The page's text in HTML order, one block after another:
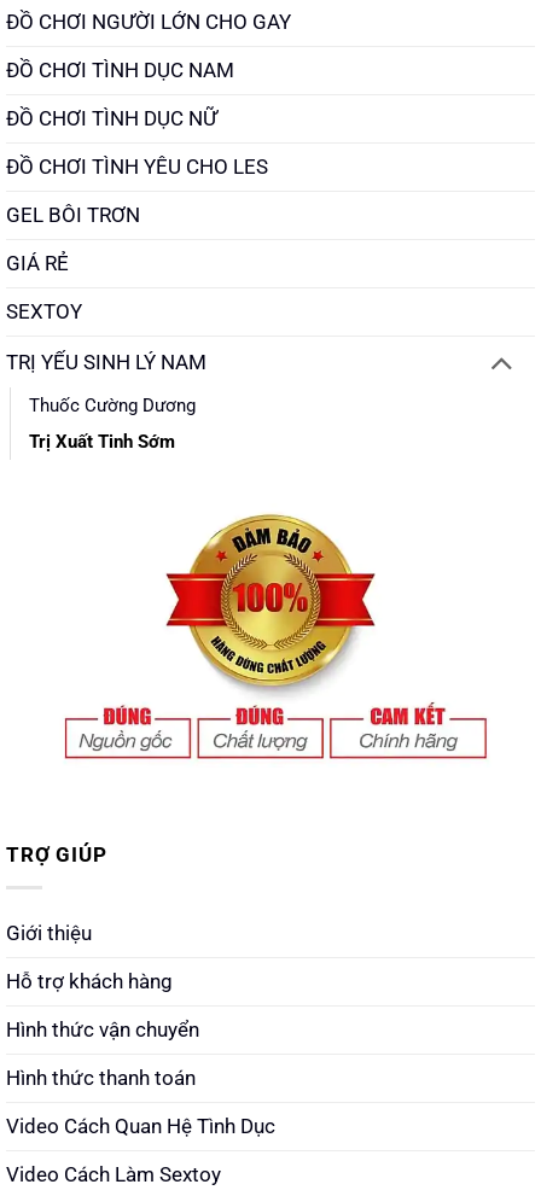
ĐỒ CHƠI NGƯỜI LỚN CHO GAY
ĐỒ CHƠI TÌNH DỤC NAM
ĐỒ CHƠI TÌNH DỤC NỮ
ĐỒ CHƠI TÌNH YÊU CHO LES
GEL BÔI TRƠN
GIÁ RẺ
SEXTOY
TRỊ YẾU SINH LÝ NAM
Thuốc Cường Dương
Trị Xuất Tinh Sớm
TRỢ GIÚP
Giới thiệu
Hỗ trợ khách hàng
Hình thức vận chuyển
Hình thức thanh toán
Video Cách Quan Hệ Tình Dục
Video Cách Làm Sextoy